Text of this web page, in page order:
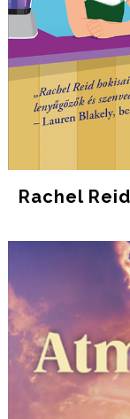
Rachel